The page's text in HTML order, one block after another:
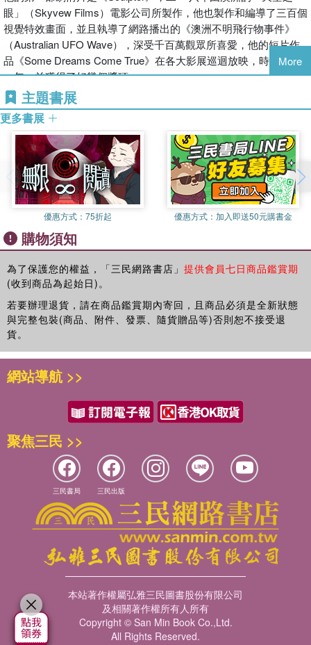
小時，卻只拍出兩分鐘的可用畫面，實在是難以想像的事。但是對
於在業界的人來說，這麼好的成績幾乎是奇蹟了。
越了解自身技巧，也就越容易發揮創意。如果你希望拍出一部好好
種的「大師運鏡」方法，已經勝過了多數的電影工作者。你的任務
是調整和改善，累積自己的大量實力，拍出最理想的畫面。
導演任何的電影，都需要花許多時間和心力，但是到了拍攝現場，
在完全無誤狀況下達成工作目標的壓力，會讓許多可能本來是天才
的人變成了膽小鬼。我希望這些技巧可以讓你拍片的時候變得勇氣
十足，無論壓力為何、無論你有多麼疲倦，請選擇朝向偉大邁進。
【Chapter 1】打鬥場景．FIGHT SCENES
挨拳瞬間．快速重擊．互毆．擊倒．踢擊．落地撲打．畫面外的暴
【Chapter 2】追逐場景．CHASE SCENES
跟著主角跑．長鏡頭搖攝．穿越狹窄空間．雙方的追逐．攻其不
備．看不見的攻擊者．進逼的絕望．秘密的追趕…
【Chapter 3】出場與退場．ENTRANCES & EXITS
角色轉換．讓背景說話．強勢的主角．偷窺的窗景．銜接交替場
景．鐘擺搖攝．轉換方向…
【Chapter 4】懸疑場景．SUSPENSE，SEARCHING &
CREEPING
悄悄潛入．看不見的恐怖．攻擊前一秒．壞事預備發生．避開守
衛．假裝的安全感．步步緊張…
【Chapter 5】戲劇性的移動．ANTICIPATING MOTION
牽動情緒．劇烈表情變化．周圍的世界在快轉．下定決心的瞬間．
逆轉畫面．目光穿過人群…
【Chapter 6】揭露真相．REVELATIONS & DISCOVERIES
鏡門．一分為二．群眾裡的渺小主角．走出陰影．退拍．平行跟
攝． 眼部表情的變化…
【Chapter 7】恐怖場景．SHOCK HORROR
營造驚悚氣氛．以誤導製造驚嚇．讓人心生恐懼的角色．空曠地
眼」（Skyvew Films）電影公司所製作，他也製作和編導了三百個
視覺特效畫面，並且執導了網路播出的《澳洲不明飛行物事件》
（Australian UFO Wave），深受千百萬觀眾所喜愛，他的短片作
品《Some Dreams Come True》在各大影展巡迴放映，時間長達
一年，並獲得了好幾個獎項。
他也以編劇的身分參與幾齣電視劇的發想工作，寫過兩本小說、六
百多篇電影相關文章、評論、指導手冊，以及數本紀實類書籍。曾
為《電腦藝術》（Computer Arts）雜誌特約專欄作家、英國麥金
塔雜誌特約撰述。出生於北英格蘭，但是在澳洲生活已超過十年以
上的時間。
More
主題書展
更多書展
優惠方式： 75折起 優惠方式： 加入即送50元購書金
購物須知
為了保護您的權益，「三民網路書店」 提供會員七日商品鑑賞期
(收到商品為起始日)。
若要辦理退貨，請在商品鑑賞期內寄回，且商品必須是全新狀態
與完整包裝(商品、附件、發票、隨貨贈品等)否則恕不接受退
貨。
網站導航 >>
聚焦三民 >>
三民書局 三民出版
本站著作權屬弘雅三民圖書股份有限公司
及相關著作權所有人所有
Copyright © San Min Book Co.,Ltd.
All Rights Reserved.